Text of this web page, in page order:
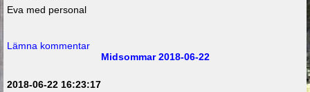
Eva med personal
Lämna kommentar
Midsommar 2018-06-22
2018-06-22 16:23:17